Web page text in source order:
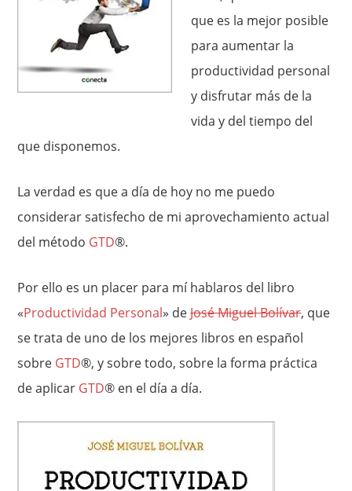
que es la mejor posible
para aumentar la
productividad personal
y disfrutar más de la
vida y del tiempo del
que disponemos.
La verdad es que a día de hoy no me puedo
considerar satisfecho de mi aprovechamiento actual
del método GTD®.
Por ello es un placer para mí hablaros del libro
«Productividad Personal» deJosé Miguel Bolívar, que
se trata de uno de los mejores libros en español
sobre GTD®, y sobre todo, sobre la forma práctica
de aplicar GTD® en el día a día.